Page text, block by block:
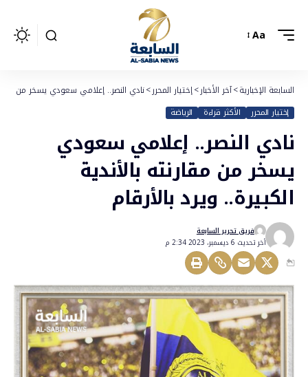
Aa
السابعة الإخبارية>آخر الأخبار>إختيار المحرر>نادي النصر.. إعلامي سعودي يسخر من
إختيار المحرر الأكثر قراءة الرياضة
نادي النصر.. إعلامي سعودي
يسخر من مقارنته بالأندية
الكبيرة.. ويرد بالأرقام
أخر تحديث 6 ديسمبر، 2023 2:34 م
فريق تحرير السابعة